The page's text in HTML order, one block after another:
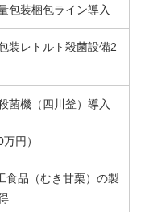
包装梱包ライン導入
装レトルト殺菌設備2
菌機（四川釜）導入
円）
食品（むき甘栗）の製